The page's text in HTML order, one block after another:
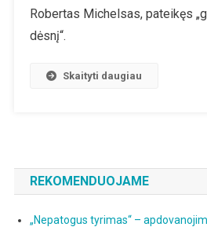
Robertas Michelsas, pateikęs
dėsnį“.
Skaityti daugiau
REKOMENDUOJAME
„Nepatogus tyrimas“ –